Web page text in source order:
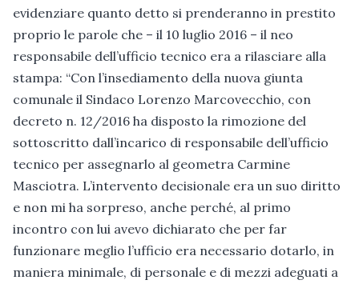
evidenziare quanto detto si prenderanno in prestito
proprio le parole che – il 10 luglio 2016 – il neo
responsabile dell’ufficio tecnico era a rilasciare alla
stampa: “Con l’insediamento della nuova giunta
comunale il Sindaco Lorenzo Marcovecchio, con
decreto n. 12/2016 ha disposto la rimozione del
sottoscritto dall’incarico di responsabile dell’ufficio
tecnico per assegnarlo al geometra Carmine
Masciotra. L’intervento decisionale era un suo diritto
e non mi ha sorpreso, anche perché, al primo
incontro con lui avevo dichiarato che per far
funzionare meglio l’ufficio era necessario dotarlo, in
maniera minimale, di personale e di mezzi adeguati a